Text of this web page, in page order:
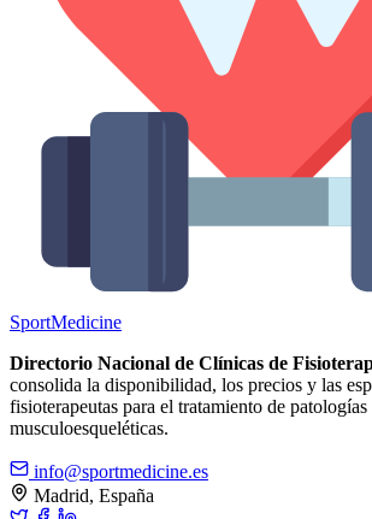
SportMedicine
Directorio Nacional de Clínicas de
consolida la disponibilidad, los precios y las
fisioterapeutas para el tratamiento de patologías
musculoesqueléticas.
info@sportmedicine.es
Madrid, España